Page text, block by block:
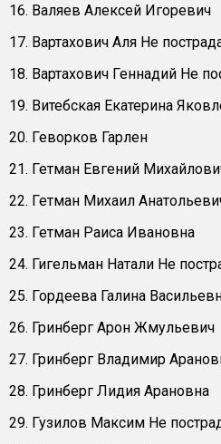
16. Валяев Алексей Игоревич
17. Вартахович Аля Не
18. Вартахович Геннадий Не
19. Витебская Екатерина
20. Геворков Гарлен
21. Гетман Евгений
22. Гетман Михаил
23. Гетман Раиса Ивановна
24. Гигельман Натали Не
25. Гордеева Галина
26. Гринберг Арон Жмульевич
27. Гринберг Владимир
28. Гринберг Лидия Арановна
29. Гузилов Максим Не